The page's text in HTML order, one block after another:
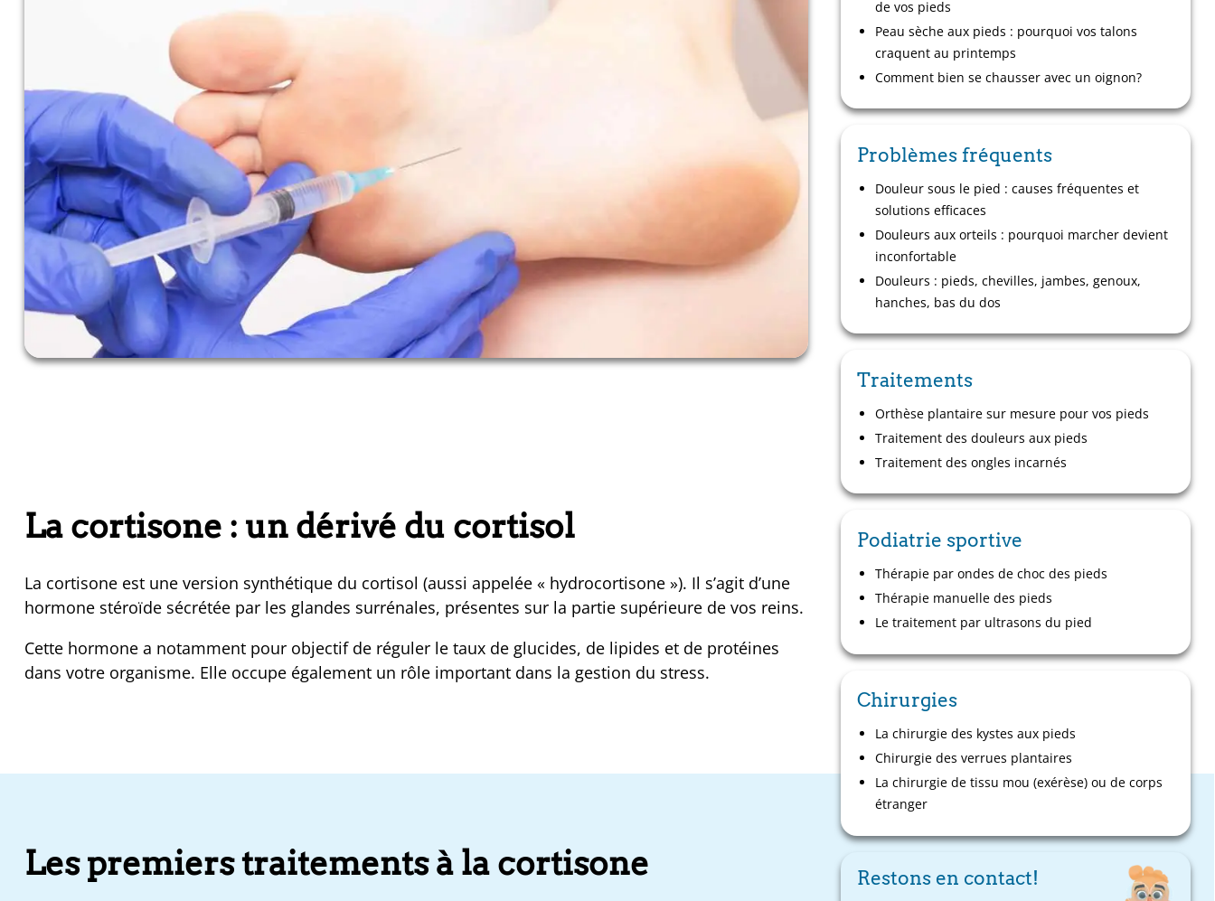
La cortisone : un dérivé du cortisol
La cortisone est une version synthétique du cortisol (aussi appelée « hydrocortisone »). Il s’agit d’une
hormone stéroïde sécrétée par les glandes surrénales, présentes sur la partie supérieure de vos reins.
Cette hormone a notamment pour objectif de réguler le taux de glucides, de lipides et de protéines
dans votre organisme. Elle occupe également un rôle important dans la gestion du stress.
Les premiers traitements à la cortisone
de vos pieds
Peau sèche aux pieds : pourquoi vos talons
craquent au printemps
Comment bien se chausser avec un oignon?
Problèmes fréquents
Douleur sous le pied : causes fréquentes et
solutions efficaces
Douleurs aux orteils : pourquoi marcher devient
inconfortable
Douleurs : pieds, chevilles, jambes, genoux,
hanches, bas du dos
Traitements
Orthèse plantaire sur mesure pour vos pieds
Traitement des douleurs aux pieds
Traitement des ongles incarnés
Podiatrie sportive
Thérapie par ondes de choc des pieds
Thérapie manuelle des pieds
Le traitement par ultrasons du pied
Chirurgies
La chirurgie des kystes aux pieds
Chirurgie des verrues plantaires
La chirurgie de tissu mou (exérèse) ou de corps
étranger
Restons en contact!